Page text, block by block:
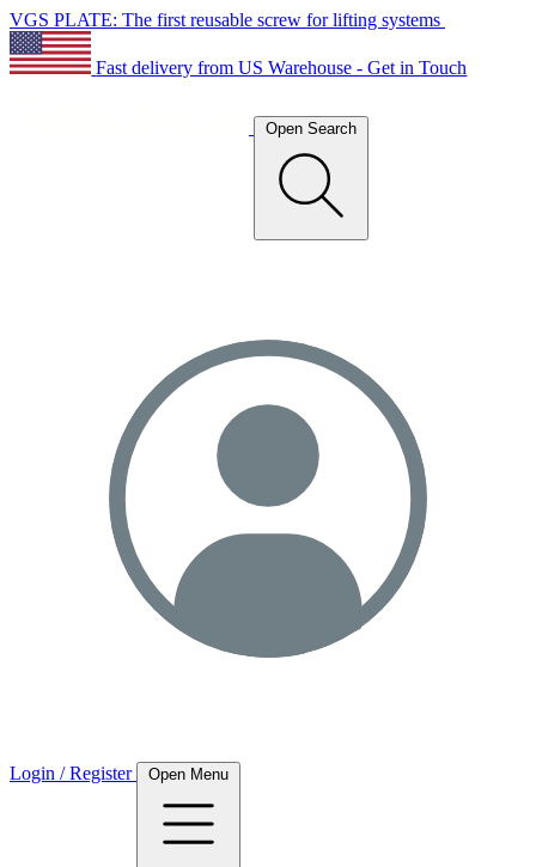
VGS PLATE: The first reusable screw for lifting systems
Fast delivery from US Warehouse - Get in Touch
Open Search
Login / Register Open Menu